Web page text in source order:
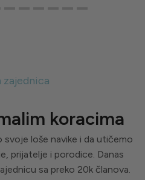
zajednica
koracima
svoje loše navike i da utičemo
prijatelje i porodice. Danas
sa preko 20k članova.